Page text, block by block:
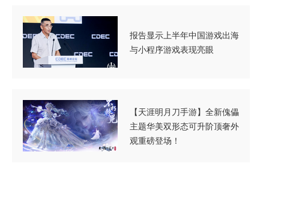
报告显示上半年中国游戏出海
与小程序游戏表现亮眼
【天涯明月刀手游】全新傀儡
主题华美双形态可升阶顶奢外
观重磅登场！